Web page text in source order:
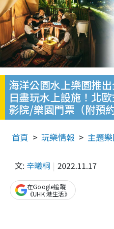
海洋公園水上樂園推
日盡玩水上設施！北
影院/樂園門票（附預約
首頁 玩樂情報 主題
文: 辛曦桐 2022.11.17
在Google追蹤
《UHK 港生活》